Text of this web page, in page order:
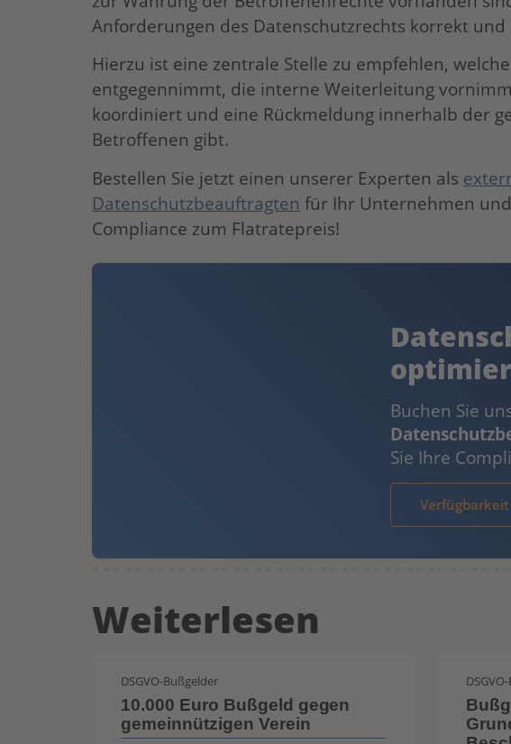
Anforderungen des Datenschutzrechts korrekt
Hierzu ist eine zentrale Stelle zu empfehlen,
entgegennimmt, die interne Weiterleitung
koordiniert und eine Rückmeldung innerhalb der
Betroffenen gibt.
Bestellen Sie jetzt einen unserer Experten als
Datenschutzbeauftragten für Ihr Unternehmen
Compliance zum Flatratepreis!
Buchen Sie
Sie Ihre
Weiterlesen
DSGVO-Bußgelder
10.000 Euro Bußgeld gegen
gemeinnützigen Verein